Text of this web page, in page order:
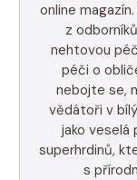
online
z
nehtovou
péči o
nebojte se,
vědátoři v
jako veselá
superhrdinů,
s